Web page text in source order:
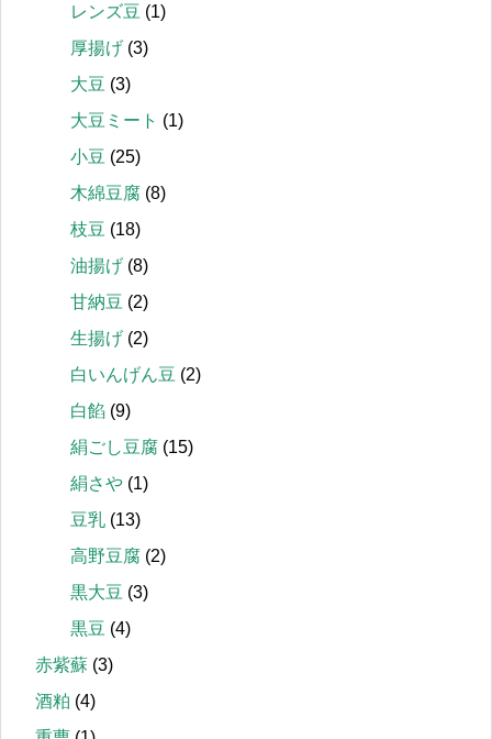
レンズ豆 (1)
厚揚げ (3)
大豆 (3)
大豆ミート (1)
小豆 (25)
木綿豆腐 (8)
枝豆 (18)
油揚げ (8)
甘納豆 (2)
生揚げ (2)
白いんげん豆 (2)
白餡 (9)
絹ごし豆腐 (15)
絹さや (1)
豆乳 (13)
高野豆腐 (2)
黒大豆 (3)
黒豆 (4)
赤紫蘇 (3)
酒粕 (4)